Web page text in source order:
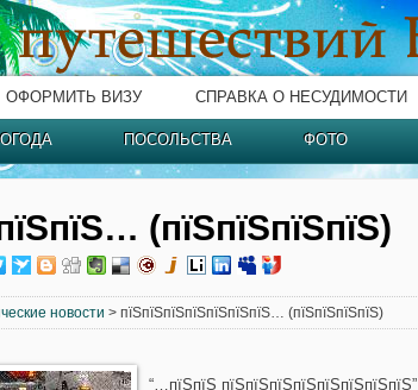
ОФОРМИТЬ ВИЗУ СПРАВКА О НЕСУДИМОСТИ
ПОСОЛЬСТВА ФОТО
(пїЅпїЅпїЅпїЅ)
новости > пїЅпїЅпїЅпїЅпїЅпїЅпїЅ… (пїЅпїЅпїЅпїЅ)
“…пїЅпїЅ пїЅпїЅпїЅпїЅпїЅпїЅпїЅпїЅ”